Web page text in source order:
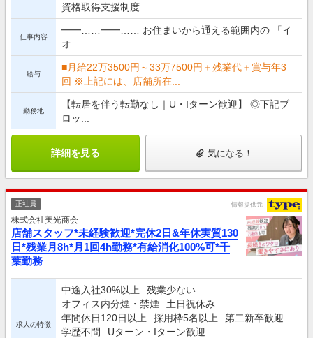
資格取得支援制度
仕事内容
━━……━━…… お住まいから通える範囲内の 「イ
オ...
給与
■月給22万3500円～33万7500円＋残業代＋賞与年3
回 ※上記には、店舗所在...
勤務地
【転居を伴う転勤なし｜U・Iターン歓迎】 ◎下記ブ
ロッ...
詳細を見る 気になる！
正社員 情報提供元
株式会社美光商会
店舗スタッフ*未経験歓迎*完休2日&年休実質130
日*残業月8h*月1回4h勤務*有給消化100%可*千
葉勤務
求人の特徴
中途入社30%以上
残業少ない
オフィス内分煙・禁煙
土日祝休み
年間休日120日以上
採用枠5名以上
第二新卒歓迎
学歴不問
Uターン・Iターン歓迎